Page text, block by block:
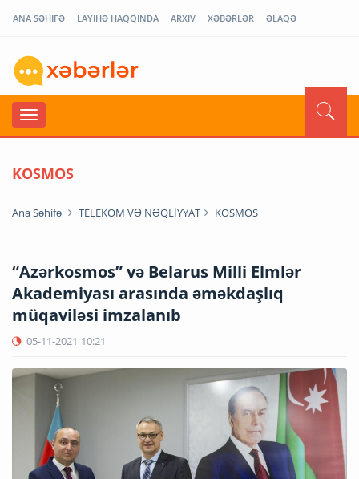
ANA SƏHİFƏ LAYİHƏ HAQQINDA ARXİV XƏBƏRLƏR ƏLAQƏ
KOSMOS
Ana Səhifə TELEKOM VƏ NƏQLİYYAT KOSMOS
“Azərkosmos” və Belarus Milli Elmlər
Akademiyası arasında əməkdaşlıq
müqaviləsi imzalanıb
05-11-2021 10:21